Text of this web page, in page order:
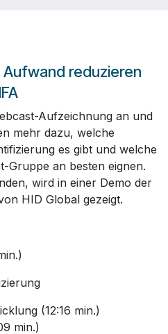
reduzieren
Aufzeichnung an und
mehr dazu, welche
es gibt und welche
Gruppe an besten eignen.
wird in einer Demo der
HID Global gezeigt.
(12:16 min.)
min.)